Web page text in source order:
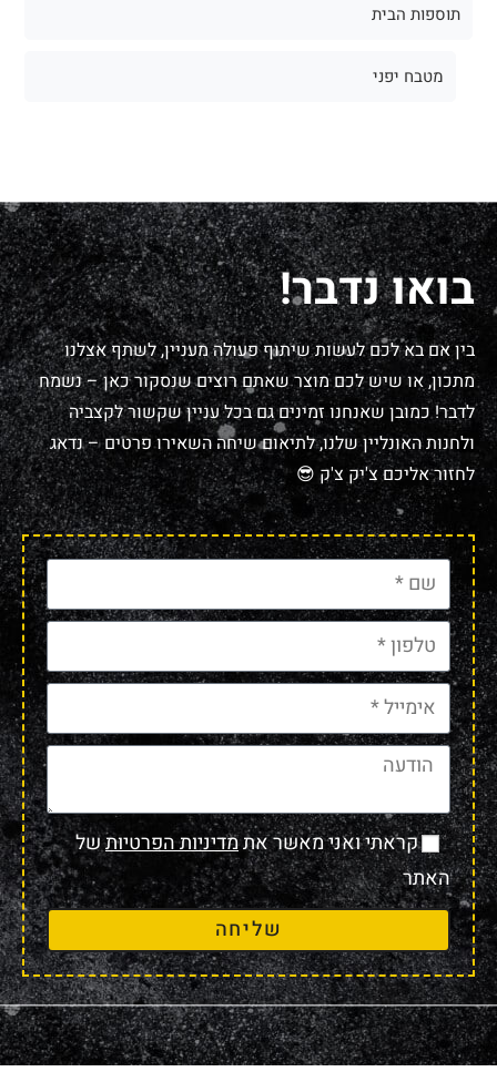
תוספות הבית
מטבח יפני
בואו נדבר!
בין אם בא לכם לעשות שיתוף פעולה מעניין, לשתף אצלנו
מתכון, או שיש לכם מוצר שאתם רוצים שנסקור כאן – נשמח
לדבר! כמובן שאנחנו זמינים גם בכל עניין שקשור לקצביה
ולחנות האונליין שלנו, לתיאום שיחה השאירו פרטים – נדאג
לחזור אליכם צ'יק צ'ק 😎
קראתי ואני מאשר אתמדיניות הפרטיותשל
האתר
שליחה